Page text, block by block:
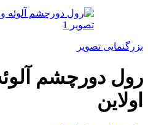
بزرگنمایی تصویر
رول دورچشم
اولاین